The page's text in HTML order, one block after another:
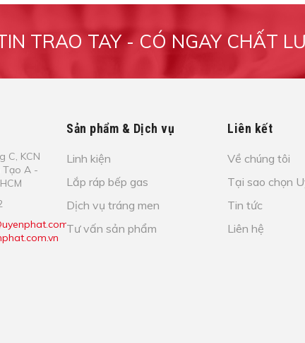
TRAO TAY - CÓ NGAY CHẤT
C, KCN
Tạo​ A -
Sản phẩm & Dịch vụ
Linh kiện
Lắp ráp bếp gas
Dịch vụ tráng men
Tư vấn sản phẩm
Liên kết
Về chúng tôi
Tại sao chọn
Tin tức
Liên hệ